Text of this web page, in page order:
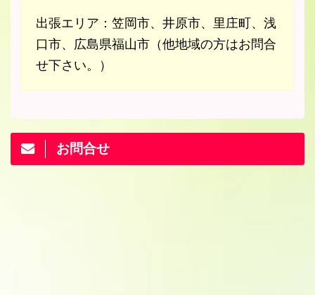
出張エリア：笠岡市、井原市、里庄町、浅
口市、広島県福山市（他地域の方はお問合
せ下さい。）
お問合せ